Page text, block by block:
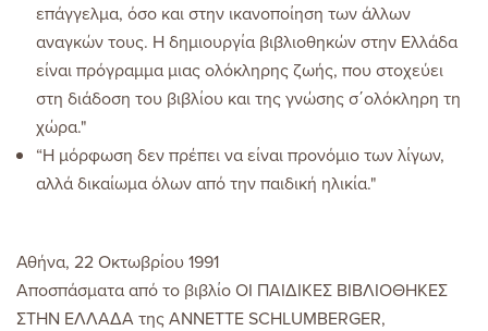
επάγγελμα, όσο και στην ικανοποίηση των άλλων
αναγκών τους. Η δημιουργία βιβλιοθηκών στην Ελλάδα
είναι πρόγραμμα μιας ολόκληρης ζωής, που στοχεύει
στη διάδοση του βιβλίου και της γνώσης σ΄ολόκληρη τη
χώρα."
“Η μόρφωση δεν πρέπει να είναι προνόμιο των λίγων,
αλλά δικαίωμα όλων από την παιδική ηλικία."
Αθήνα, 22 Οκτωβρίου 1991
Αποσπάσματα από το βιβλίο ΟΙ ΠΑΙΔΙΚΕΣ ΒΙΒΛΙΟΘΗΚΕΣ
ΣΤΗΝ ΕΛΛΑΔΑ της ΑΝΝΕΤΤΕ SCHLUMBERGER,